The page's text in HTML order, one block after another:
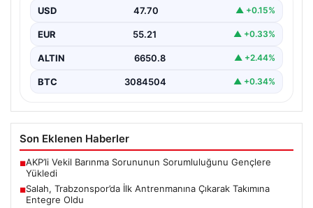
bordo-mavili forma ile ilk resmi antrenmanına katılarak
taraftarların…
USD 47.70 ▲ +0.15%
EUR 55.21 ▲ +0.33%
ALTIN 6650.8 ▲ +2.44%
BTC 3084504 ▲ +0.34%
Son Eklenen Haberler
■AKP’li Vekil Barınma Sorununun Sorumluluğunu Gençlere
Yükledi
■Salah, Trabzonspor’da İlk Antrenmanına Çıkarak Takımına
Entegre Oldu